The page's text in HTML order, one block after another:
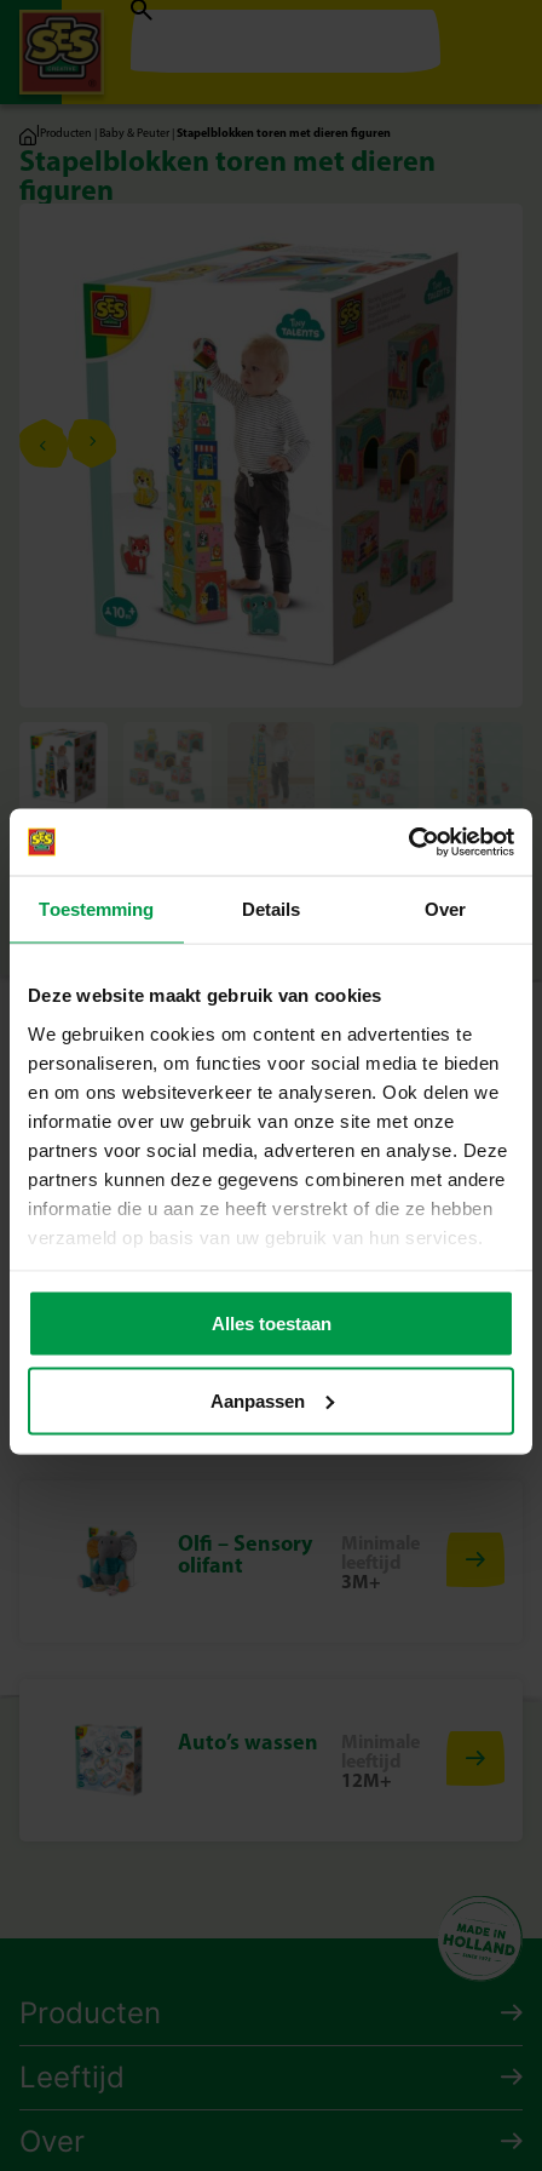
Toestemming Details Over
Deze website maakt gebruik van cookies
We gebruiken cookies om content en advertenties te
personaliseren, om functies voor social media te bieden
en om ons websiteverkeer te analyseren. Ook delen we
informatie over uw gebruik van onze site met onze
partners voor social media, adverteren en analyse. Deze
partners kunnen deze gegevens combineren met andere
informatie die u aan ze heeft verstrekt of die ze hebben
verzameld op basis van uw gebruik van hun services.
Alles toestaan
Aanpassen
|Producten | Baby & Peuter |Stapelblokken toren met dieren figuren
Stapelblokken toren met dieren
figuren
Deel dit product
Gerelateerde producten
Houten
dierenkralen
rijgen
Minimale
leeftijd
12M+
houten unicorn leeftijd
Olfi – Sensory
olifant
3M+
Auto’s wassen
12M+
Producten
Leeftijd
Over